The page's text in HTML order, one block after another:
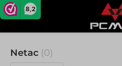
8,2
Netac (0)